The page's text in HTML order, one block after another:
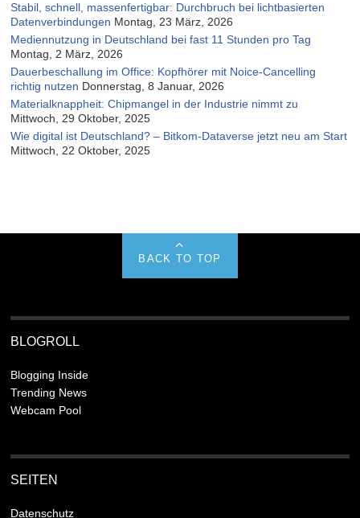
Stabil, schnell, massenfertigbar: Durchbruch bei lichtbasierten
Datenverbindungen Montag, 23 März, 2026
Mediennutzung in Deutschland bei fast 11 Stunden pro Tag
Montag, 2 März, 2026
Dauerbeschallung im Office: Kopfhörer mit Noice-Cancelling
richtig nutzen Donnerstag, 8 Januar, 2026
Materialknappheit: Chipmangel in der Industrie nimmt zu
Mittwoch, 29 Oktober, 2025
Wie digital ist Deutschland? – Bitkom-Dataverse jetzt neu am Start
Mittwoch, 22 Oktober, 2025
BACK TO TOP
BLOGROLL
Blogging Inside
Trending News
Webcam Pool
SEITEN
Datenschutz